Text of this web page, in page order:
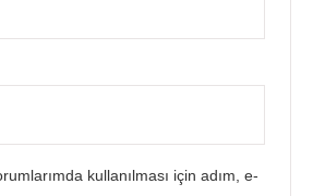
kullanılması için adım, e-